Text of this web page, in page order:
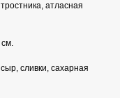
атласная
сливки, сахарная